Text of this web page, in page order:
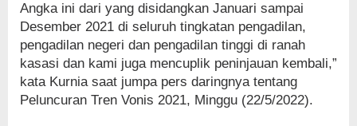
Angka ini dari yang disidangkan Januari sampai
Desember 2021 di seluruh tingkatan pengadilan,
pengadilan negeri dan pengadilan tinggi di ranah
kasasi dan kami juga mencuplik peninjauan kembali,”
kata Kurnia saat jumpa pers daringnya tentang
Peluncuran Tren Vonis 2021, Minggu (22/5/2022).